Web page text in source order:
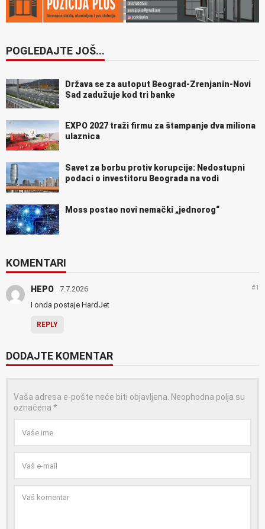
POGLEDAJTE JOŠ...
Država se za autoput Beograd-Zrenjanin-Novi
Sad zadužuje kod tri banke
EXPO 2027 traži firmu za štampanje dva miliona
ulaznica
Savet za borbu protiv korupcije: Nedostupni
podaci o investitoru Beograda na vodi
Moss postao novi nemački „jednorog“
KOMENTARI
HEPO 7.7.2026 #1
I onda postaje HardJet
REPLY
DODAJTE KOMENTAR
Vaša adresa e-pošte neće biti objavljena. Neophodna polja su
označena *